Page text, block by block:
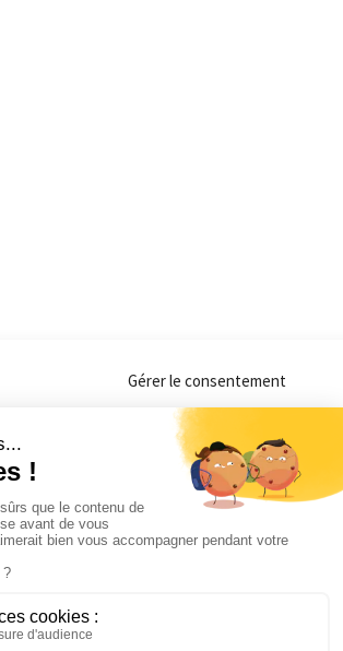
Gérer le consentement
des cookies pour mesurer notre audience et vous
Vous pouvez sélectionner ceux que vous autorisez